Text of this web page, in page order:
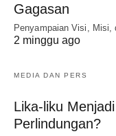
Gagasan
Penyampaian Visi, Misi,
2 minggu ago
MEDIA DAN PERS
Lika-liku
Perlindungan?